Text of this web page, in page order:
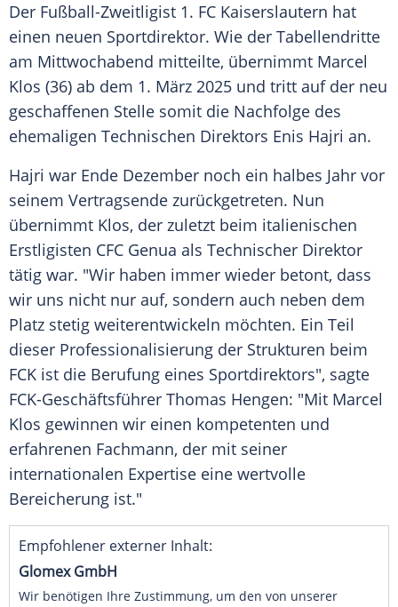
Der Fußball-Zweitligist 1. FC Kaiserslautern hat
einen neuen Sportdirektor. Wie der Tabellendritte
am Mittwochabend mitteilte, übernimmt Marcel
Klos (36) ab dem 1. März 2025 und tritt auf der neu
geschaffenen Stelle somit die Nachfolge des
ehemaligen Technischen Direktors Enis Hajri an.
Hajri war Ende Dezember noch ein halbes Jahr vor
seinem Vertragsende zurückgetreten. Nun
übernimmt Klos, der zuletzt beim italienischen
Erstligisten CFC Genua als Technischer Direktor
tätig war. "Wir haben immer wieder betont, dass
wir uns nicht nur auf, sondern auch neben dem
Platz stetig weiterentwickeln möchten. Ein Teil
dieser Professionalisierung der Strukturen beim
FCK ist die Berufung eines Sportdirektors", sagte
FCK-Geschäftsführer Thomas Hengen: "Mit Marcel
Klos gewinnen wir einen kompetenten und
erfahrenen Fachmann, der mit seiner
internationalen Expertise eine wertvolle
Bereicherung ist."
Empfohlener externer Inhalt:
Glomex GmbH
Wir benötigen Ihre Zustimmung, um den von unserer